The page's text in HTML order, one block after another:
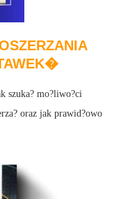
szuka? mo?liwo?ci
oraz jak prawid?owo